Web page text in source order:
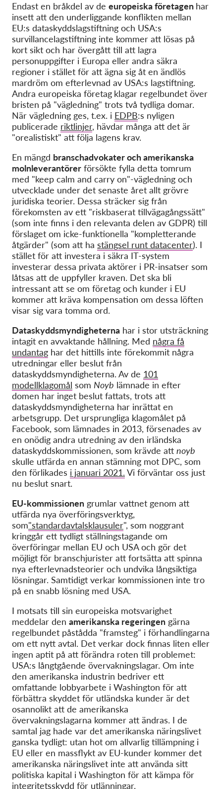
Endast en bråkdel av de europeiska företagen har
insett att den underliggande konflikten mellan
EU:s dataskyddslagstiftning och USA:s
survillancelagstiftning inte kommer att lösas på
kort sikt och har övergått till att lagra
personuppgifter i Europa eller andra säkra
regioner i stället för att ägna sig åt en ändlös
mardröm om efterlevnad av USA:s lagstiftning.
Andra europeiska företag klagar regelbundet över
bristen på "vägledning" trots två tydliga domar.
När vägledning ges, t.ex. i EDPB:s nyligen
publicerade riktlinjer, hävdar många att det är
"orealistiskt" att följa lagens krav.
En mängd branschadvokater och amerikanska
molnleverantörer försökte fylla detta tomrum
med "keep calm and carry on"-vägledning och
utvecklade under det senaste året allt grövre
juridiska teorier. Dessa sträcker sig från
förekomsten av ett "riskbaserat tillvägagångssätt"
(som inte finns i den relevanta delen av GDPR) till
förslaget om icke-funktionella "kompletterande
åtgärder" (som att ha stängsel runt datacenter). I
stället för att investera i säkra IT-system
investerar dessa privata aktörer i PR-insatser som
låtsas att de uppfyller kraven. Det ska bli
intressant att se om företag och kunder i EU
kommer att kräva kompensation om dessa löften
visar sig vara tomma ord.
Dataskyddsmyndigheterna har i stor utsträckning
intagit en avvaktande hållning. Med några få
undantag har det hittills inte förekommit några
utredningar eller beslut från
dataskyddsmyndigheterna. Av de 101
modellklagomål som Noyb lämnade in efter
domen har inget beslut fattats, trots att
dataskyddsmyndigheterna har inrättat en
arbetsgrupp. Det ursprungliga klagomålet på
Facebook, som lämnades in 2013, försenades av
en onödig andra utredning av den irländska
dataskyddskommissionen, som krävde att noyb
skulle utfärda en annan stämning mot DPC, som
den förlikades i januari 2021. Vi förväntar oss just
nu beslut snart.
EU-kommissionen grumlar vattnet genom att
utfärda nya överföringsverktyg,
som"standardavtalsklausuler", som noggrant
kringgår ett tydligt ställningstagande om
överföringar mellan EU och USA och gör det
möjligt för branschjurister att fortsätta att spinna
nya efterlevnadsteorier och undvika långsiktiga
lösningar. Samtidigt verkar kommissionen inte tro
på en snabb lösning med USA.
I motsats till sin europeiska motsvarighet
meddelar den amerikanska regeringen gärna
regelbundet påstådda "framsteg" i förhandlingarna
om ett nytt avtal. Det verkar dock finnas liten eller
ingen aptit på att förändra roten till problemet:
USA:s långtgående övervakningslagar. Om inte
den amerikanska industrin bedriver ett
omfattande lobbyarbete i Washington för att
förbättra skyddet för utländska kunder är det
osannolikt att de amerikanska
övervakningslagarna kommer att ändras. I de
samtal jag hade var det amerikanska näringslivet
ganska tydligt: utan hot om allvarlig tillämpning i
EU eller en massflykt av EU-kunder kommer det
amerikanska näringslivet inte att använda sitt
politiska kapital i Washington för att kämpa för
integritetsskydd för utlänningar.